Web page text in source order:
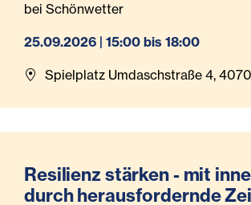
bei Schönwetter
25.09.2026 | 15:00 bis 18:00
Spielplatz Umdaschstraße 4,
Resilienz stärken - mit
durch herausfordernde